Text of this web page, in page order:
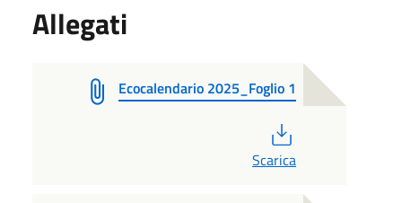
Allegati
Ecocalendario 2025_Foglio 1
Scarica